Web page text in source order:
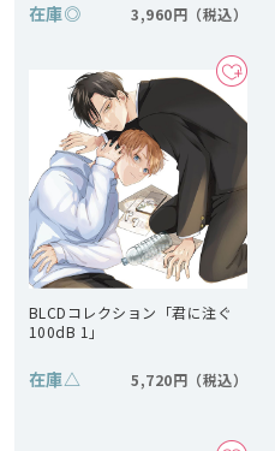
在庫◎ 3,960円
BLCDコレクション「君に注ぐ
100dB 1」
在庫△ 5,720円